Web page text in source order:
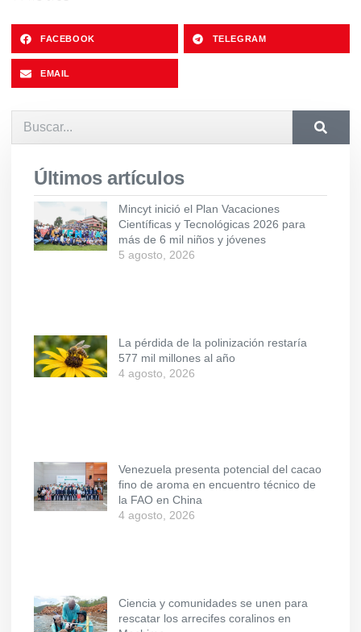
FACEBOOK TELEGRAM
EMAIL
Últimos artículos
Mincyt inició el Plan Vacaciones
Científicas y Tecnológicas 2026 para
más de 6 mil niños y jóvenes
5 agosto, 2026
La pérdida de la polinización restaría
577 mil millones al año
4 agosto, 2026
Venezuela presenta potencial del cacao
fino de aroma en encuentro técnico de
la FAO en China
4 agosto, 2026
Ciencia y comunidades se unen para
rescatar los arrecifes coralinos en